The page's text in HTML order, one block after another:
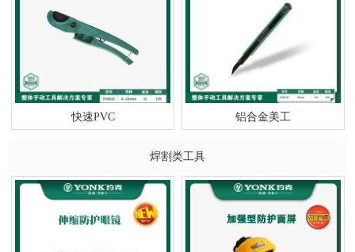
快速PVC 铝合金美工
焊割类工具